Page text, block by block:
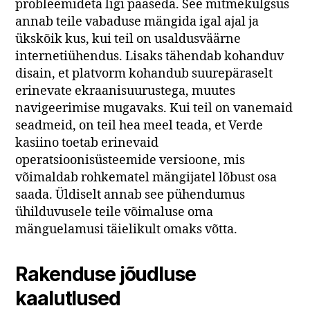
probleemideta ligi pääseda. See mitmekülgsus
annab teile vabaduse mängida igal ajal ja
ükskõik kus, kui teil on usaldusväärne
internetiühendus. Lisaks tähendab kohanduv
disain, et platvorm kohandub suurepäraselt
erinevate ekraanisuurustega, muutes
navigeerimise mugavaks. Kui teil on vanemaid
seadmeid, on teil hea meel teada, et Verde
kasiino toetab erinevaid
operatsioonisüsteemide versioone, mis
võimaldab rohkematel mängijatel lõbust osa
saada. Üldiselt annab see pühendumus
ühilduvusele teile võimaluse oma
mänguelamusi täielikult omaks võtta.
Rakenduse jõudluse
kaalutlused